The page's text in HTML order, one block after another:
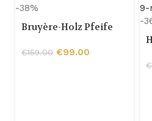
-38%
Bruyère-Holz Pfeife
Mundstück für Damen
€159.00 €99.00
-
€